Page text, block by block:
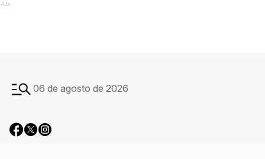
Ads
06 de agosto de 2026